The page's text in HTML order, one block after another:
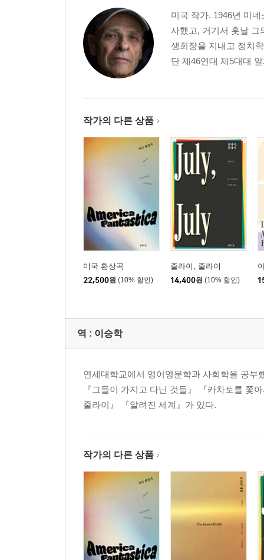
죽은 이들의 삶
옮긴이의 말
미국 작가. 1946년 미
사했고, 거기서 훗날 그
생회장을 지내고 정치
단 제46연대 제5대대
작가의 다른 상품
미국 환상곡
22,500원 (10% 할인)
줄라이, 줄라이
14,400원 (10% 할인)
역 : 이승학
연세대학교에서 영어영문학과 사회학을 공부
『그들이 가지고 다닌 것들』 『카차토를 쫓
줄라이』 『알려진 세계』가 있다.
작가의 다른 상품